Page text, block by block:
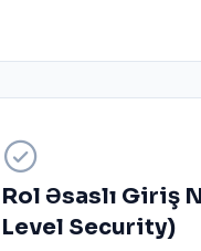
Rol Əsaslı Giriş
Level Security)